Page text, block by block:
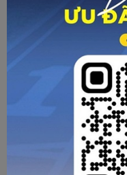
Sau khi làm sạch